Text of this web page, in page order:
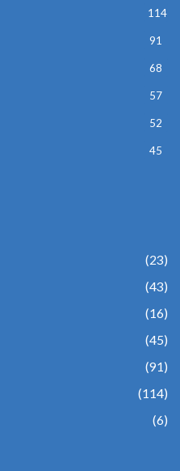
114
91
68
57
52
45
(23)
(43)
(16)
(45)
(91)
(114)
(6)